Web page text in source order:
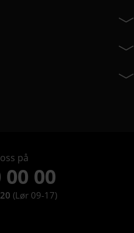
på
00 00
(Lør 09-17)